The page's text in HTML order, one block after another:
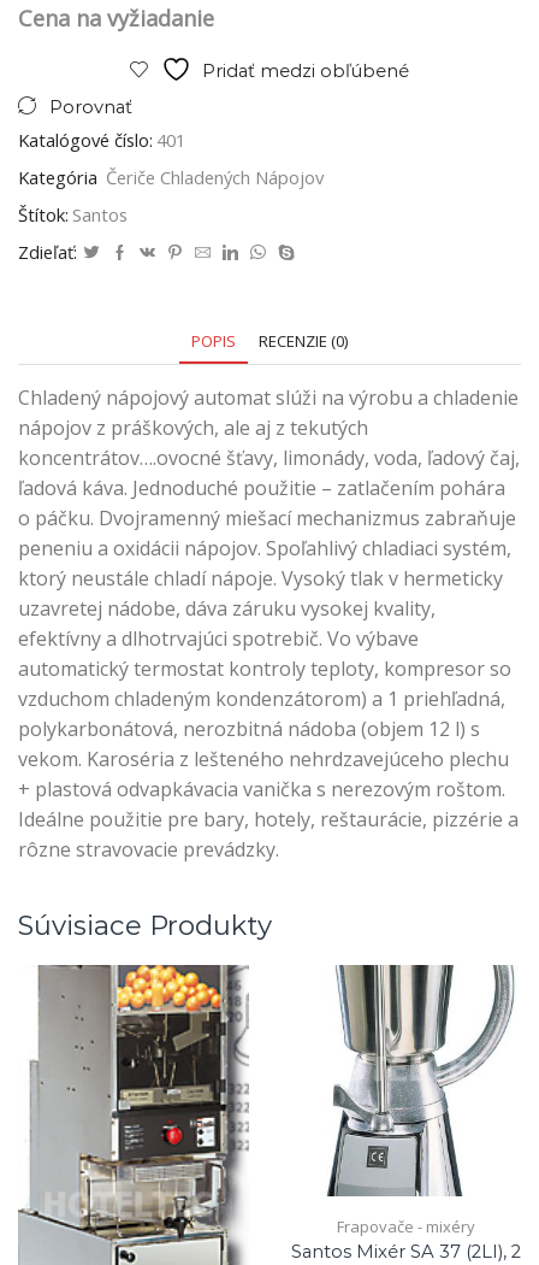
Cena na vyžiadanie
Pridať medzi obľúbené
Porovnať
Katalógové číslo: 401
Kategória Čeriče Chladených Nápojov
Štítok: Santos
Zdieľať:
POPIS RECENZIE (0)
Chladený nápojový automat slúži na výrobu a chladenie
nápojov z práškových, ale aj z tekutých
koncentrátov….ovocné šťavy, limonády, voda, ľadový čaj,
ľadová káva. Jednoduché použitie – zatlačením pohára
o páčku. Dvojramenný miešací mechanizmus zabraňuje
peneniu a oxidácii nápojov. Spoľahlivý chladiaci systém,
ktorý neustále chladí nápoje. Vysoký tlak v hermeticky
uzavretej nádobe, dáva záruku vysokej kvality,
efektívny a dlhotrvajúci spotrebič. Vo výbave
automatický termostat kontroly teploty, kompresor so
vzduchom chladeným kondenzátorom) a 1 priehľadná,
polykarbonátová, nerozbitná nádoba (objem 12 l) s
vekom. Karoséria z lešteného nehrdzavejúceho plechu
+ plastová odvapkávacia vanička s nerezovým roštom.
Ideálne použitie pre bary, hotely, reštaurácie, pizzérie a
rôzne stravovacie prevádzky.
Súvisiace Produkty
Frapovače - mixéry
Santos Mixér SA 37 (2LI), 2